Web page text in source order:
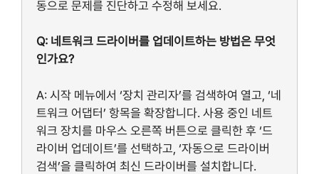
동으로 문제를 진단하고 수정해 보세요.
Q: 네트워크 드라이버를 업데이트하는 방법은 무엇
인가요?
A: 시작 메뉴에서 ‘장치 관리자’를 검색하여 열고, ‘네
트워크 어댑터’ 항목을 확장합니다. 사용 중인 네트
워크 장치를 마우스 오른쪽 버튼으로 클릭한 후 ‘드
라이버 업데이트’를 선택하고, ‘자동으로 드라이버
검색’을 클릭하여 최신 드라이버를 설치합니다.